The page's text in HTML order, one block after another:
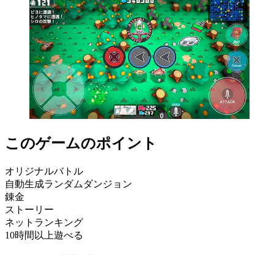
このゲームのポイント
オリジナルバトル
自動生成ランダムダンジョン
錬金
ストーリー
ネットランキング
10時間以上遊べる